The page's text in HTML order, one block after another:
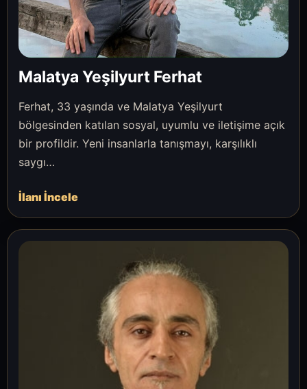
Malatya Yeşilyurt Ferhat
Ferhat, 33 yaşında ve Malatya Yeşilyurt
bölgesinden katılan sosyal, uyumlu ve iletişime açık
bir profildir. Yeni insanlarla tanışmayı, karşılıklı
saygı…
İlanı İncele